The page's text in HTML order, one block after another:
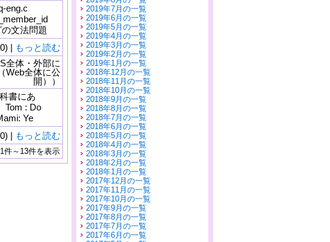
eng.c
文法問題
| もっと読む
全体・外部に
Web全体に公
開））
書にあ
Tom : Do
Ye
| もっと読む
件～13件を表示
2019年7月の一覧
2019年6月の一覧
2019年5月の一覧
2019年4月の一覧
2019年3月の一覧
2019年2月の一覧
2019年1月の一覧
2018年12月の一覧
2018年11月の一覧
2018年10月の一覧
2018年9月の一覧
2018年8月の一覧
2018年7月の一覧
2018年6月の一覧
2018年5月の一覧
2018年4月の一覧
2018年3月の一覧
2018年2月の一覧
2018年1月の一覧
2017年12月の一覧
2017年11月の一覧
2017年10月の一覧
2017年9月の一覧
2017年8月の一覧
2017年7月の一覧
2017年6月の一覧